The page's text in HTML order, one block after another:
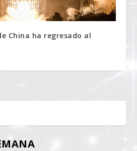
China ha regresado al